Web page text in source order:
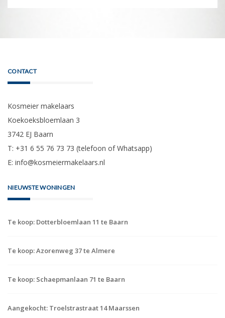
CONTACT
Kosmeier makelaars
Koekoeksbloemlaan 3
3742 EJ Baarn
T: +31 6 55 76 73 73 (telefoon of Whatsapp)
E: info@kosmeiermakelaars.nl
NIEUWSTE WONINGEN
Te koop: Dotterbloemlaan 11 te Baarn
Te koop: Azorenweg 37 te Almere
Te koop: Schaepmanlaan 71 te Baarn
Aangekocht: Troelstrastraat 14 Maarssen